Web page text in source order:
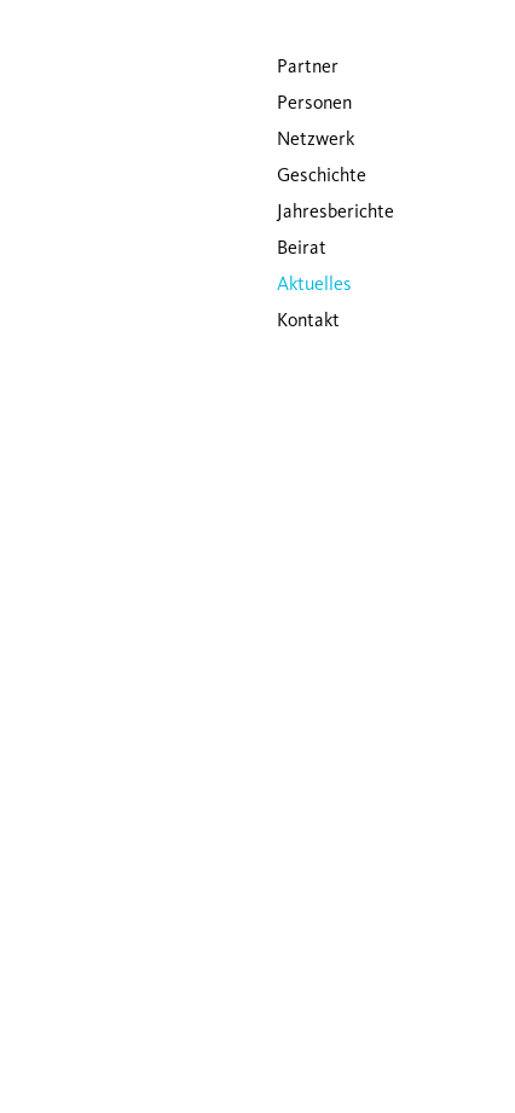
Navigation überspringen
Partner
Personen
Netzwerk
Geschichte
Jahresberichte
Beirat
Aktuelles
Kontakt